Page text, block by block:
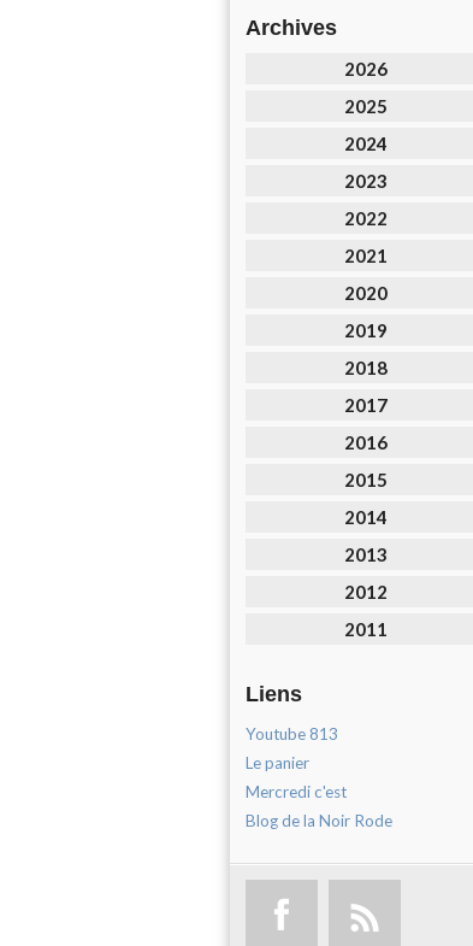
Archives
2026
2025
2024
2023
2022
2021
2020
2019
2018
2017
2016
2015
2014
2013
2012
2011
Liens
Youtube 813
Le panier
Mercredi c'est
Blog de la Noir Rode